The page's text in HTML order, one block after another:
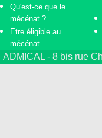
Qu'est-ce que le
mécénat ?
Etre éligible au
mécénat
ADMICAL - 8 bis rue